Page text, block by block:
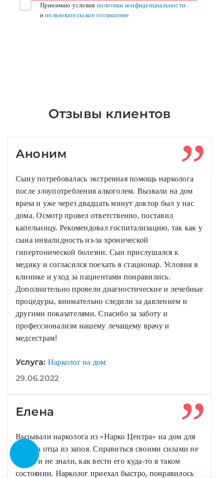
Принимаю условия политики конфиденциальности
ипользовательское соглашение
Отзывы клиентов
Аноним
Сыну потребовалась экстренная помощь нарколога
после злоупотребления алкоголем. Вызвали на дом
врача и уже через двадцать минут доктор был у нас
дома. Осмотр провел ответственно, поставил
капельницу. Рекомендовал госпитализацию, так как у
сына инвалидность из-за хронической
гипертонической болезни. Сын прислушался к
медику и согласился поехать в стационар. Условия в
клинике и уход за пациентами понравились.
Дополнительно провели диагностические и лечебные
процедуры, внимательно следили за давлением и
другими показателями. Спасибо за заботу и
профессионализм нашему лечащему врачу и
медсестрам!
Услуга: Нарколог на дом
29.06.2022
Елена
Вызывали нарколога из «Нарко Центра» на дом для
вывода отца из запоя. Справиться своими силами не
могли и не знали, как вести его куда-то в таком
состоянии. Нарколог приехал быстро, понравилось